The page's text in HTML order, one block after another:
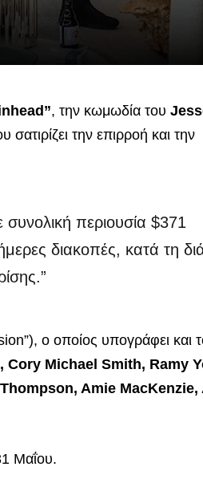
, την κωμωδία του
την επιρροή και την
περιουσία $371
διακοπές, κατά τη
ο οποίος υπογράφει και
Michael Smith, Ramy
Amie MacKenzie,
Μαΐου.